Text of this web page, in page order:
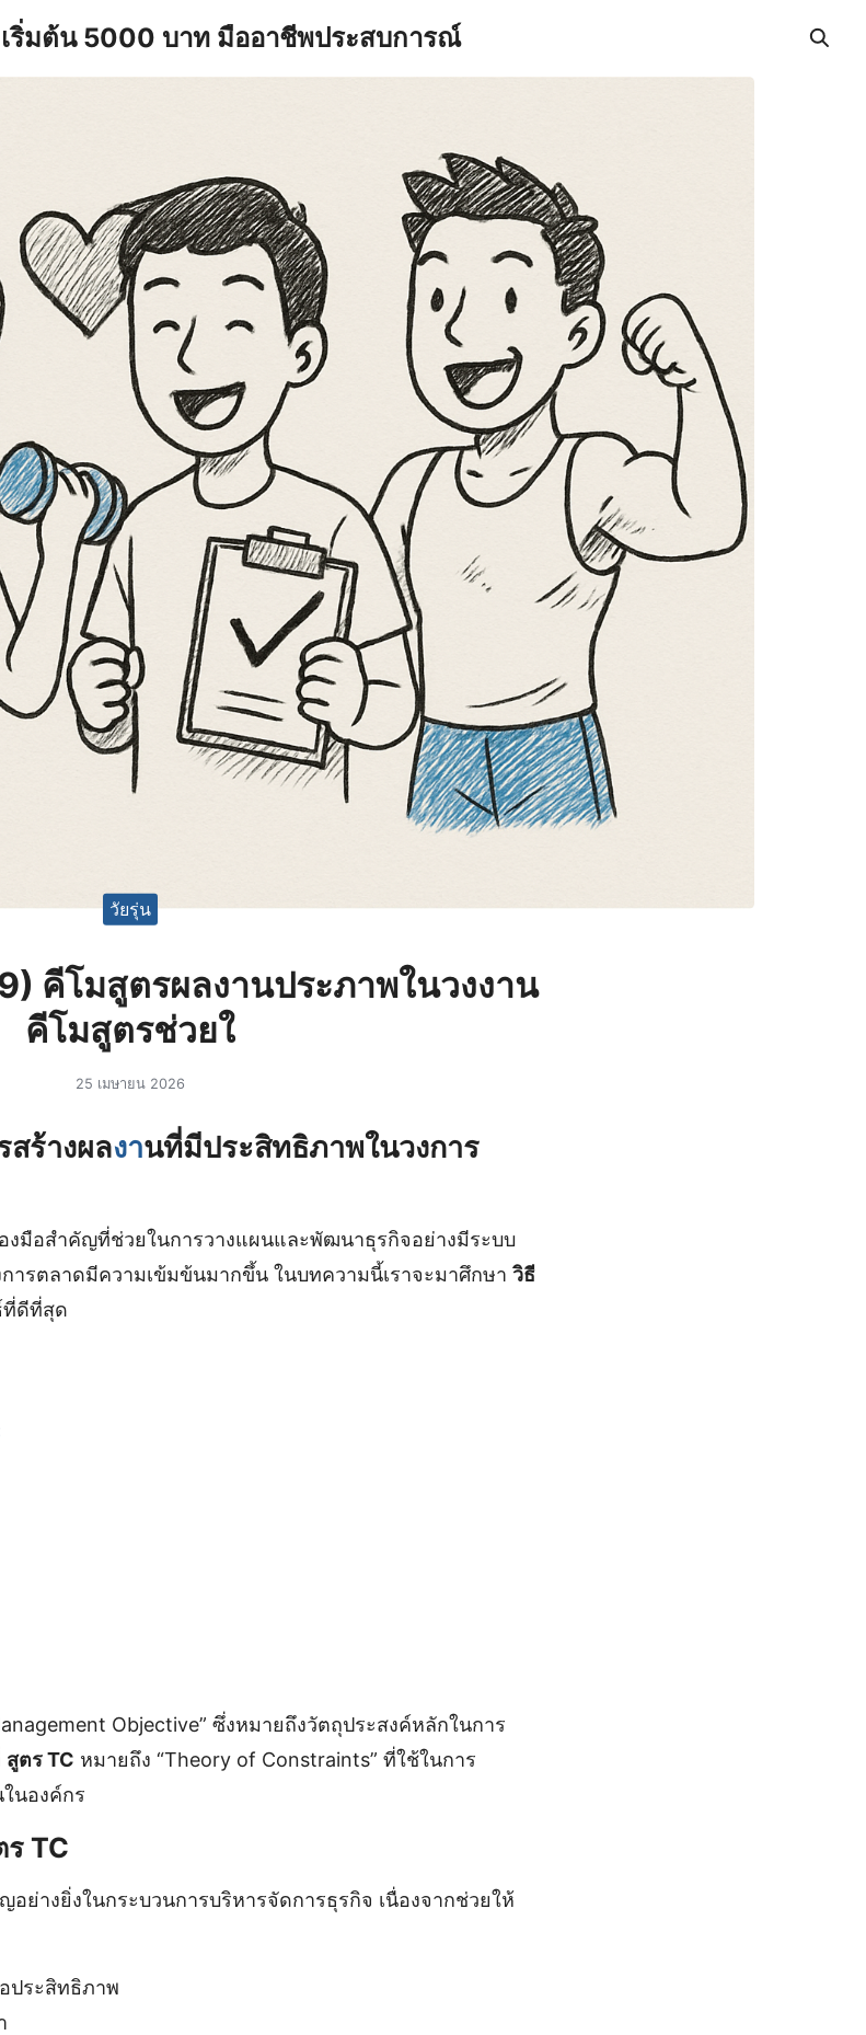
ริ่มต้น 5000 บาท มืออาชีพประสบการณ์
วัยรุ่น
คีโมสูตรผลงานประภาพในวงงาน
คีโมสูตรช่วยใ
25 เมษายน 2026
สร้างผลงานที่มีประสิทธิภาพในวงการ
องมือสคัญที่ช่วยในการวางแผนและพัฒนาธุรกิจอย่างมีระบบ
ารตลาดมีความเข้มข้นมากขึ้น ในบทความนี้เราจะมาศึกษา วิธี
ที่ดีที่สุด
Objective” ซึ่งหมายถึงวัตถุประสงค์หลักในการ
สูตร TC หมายถึง “Theory of Constraints” ที่ใช้ในการ
นองค์กร
TC
อย่างยิ่งในกระบวนการบริหารจัดการธุรกิจ เนื่องจากช่วยให้
ประสิทธิภาพ